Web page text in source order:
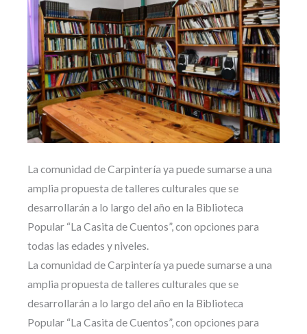
La comunidad de Carpintería ya puede sumarse a una
amplia propuesta de talleres culturales que se
desarrollarán a lo largo del año en la Biblioteca
Popular “La Casita de Cuentos”, con opciones para
todas las edades y niveles.
La comunidad de Carpintería ya puede sumarse a una
amplia propuesta de talleres culturales que se
desarrollarán a lo largo del año en la Biblioteca
Popular “La Casita de Cuentos”, con opciones para